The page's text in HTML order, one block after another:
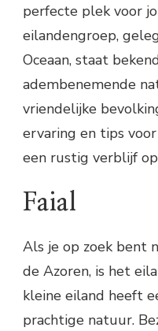
perfecte plek voor
eilandengroep,
Oceaan, staat
adembenemende
vriendelijke
ervaring en tips
een rustig verblijf
Faial
Als je op zoek bent
de Azoren, is het
kleine eiland heeft
prachtige natuur.